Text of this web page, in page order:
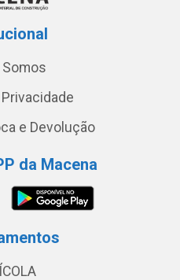
Somos
e Devolução
da Macena